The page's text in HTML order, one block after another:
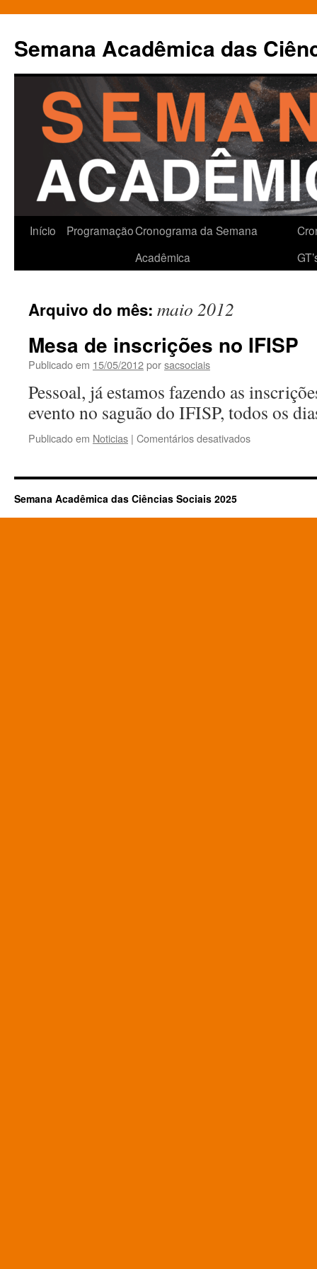
o
conteúdo
Semana Acadêmica das
Início ProgramaçãoCronograma da Semana
Acadêmica
Arquivo do mês: maio 2012
Mesa de inscrições no IFISP
Publicado em 15/05/2012porsacsociais
Pessoal, já estamos fazendo as
evento no saguão do IFISP, todos os
Publicado em Noticias | Comentários desativadosem
inscrições
Semana Acadêmica das Ciências Sociais 2025